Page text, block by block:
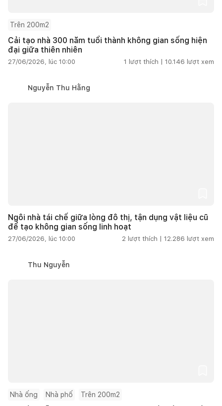
Trên 200m2
Cải tạo nhà 300 năm tuổi thành không gian sống hiện
đại giữa thiên nhiên
27/06/2026, lúc 10:00 1 lượt thích | 10.146 lượt xem
Nguyễn Thu Hằng
Ngôi nhà tái chế giữa lòng đô thị, tận dụng vật liệu cũ
để tạo không gian sống linh hoạt
27/06/2026, lúc 10:00 2 lượt thích | 12.286 lượt xem
Thu Nguyễn
Nhà ống Nhà phố Trên 200m2